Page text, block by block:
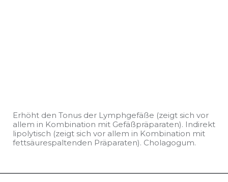
Erhöht den Tonus der Lymphgefäße (zeigt sich vor
allem in Kombination mit Gefäßpräparaten). Indirekt
lipolytisch (zeigt sich vor allem in Kombination mit
fettsäurespaltenden Präparaten). Cholagogum.